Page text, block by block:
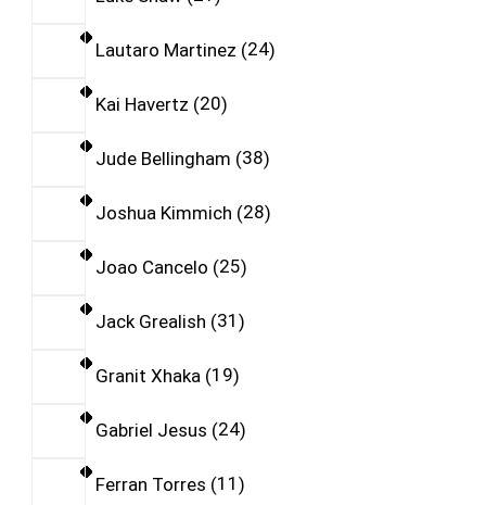
Lautaro Martinez 24
Kai Havertz 20
Jude Bellingham 38
Joshua Kimmich 28
Joao Cancelo 25
Jack Grealish 31
Granit Xhaka 19
Gabriel Jesus 24
Ferran Torres 11